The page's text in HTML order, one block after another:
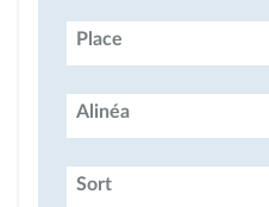
Place
Alinéa
Sort